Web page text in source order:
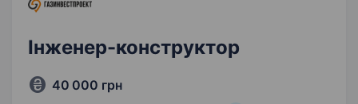
Інженер-конструктор
40 000 грн